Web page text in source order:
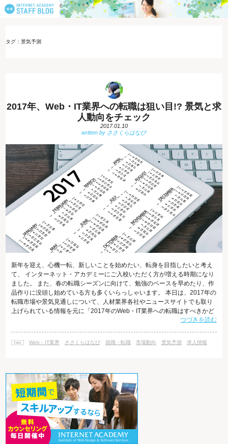
タグ：景気予測
2017年、Web・IT業界への転職は狙い目!? 景気と求
人動向をチェック
2017.01.10
新年を迎え、心機一転、新しいことを始めたい、転身を目指したいと考え
て、 インターネット・アカデミーにご入校いただく方が増える時期になり
ました。 また、春の転職シーズンに向けて、勉強のペースを早めたり、作
品作りに没頭し始めている方も多くいらっしゃいます。 本日は、2017年の
転職市場や景気見通しについて、人材業界各社やニュースサイトでも取り
上げられている情報を元に「2017年のWeb・IT業界への転職はすべきかど
うか」を考えてみたいと思います。 2017年も人手不足が課題 帝国データ
よると、2017年の景気見通しは不透明とする企業が増えています。 2017
つづきを読む
Web・IT業界 ささくらはなび 就職・転職 市場動向 景気予測 求人情報